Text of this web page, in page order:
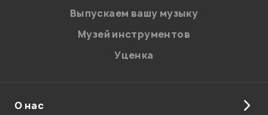
Введите проверочное число:
Отправить
Выпускаем вашу музыку
Музей инструментов
Уценка
О нас